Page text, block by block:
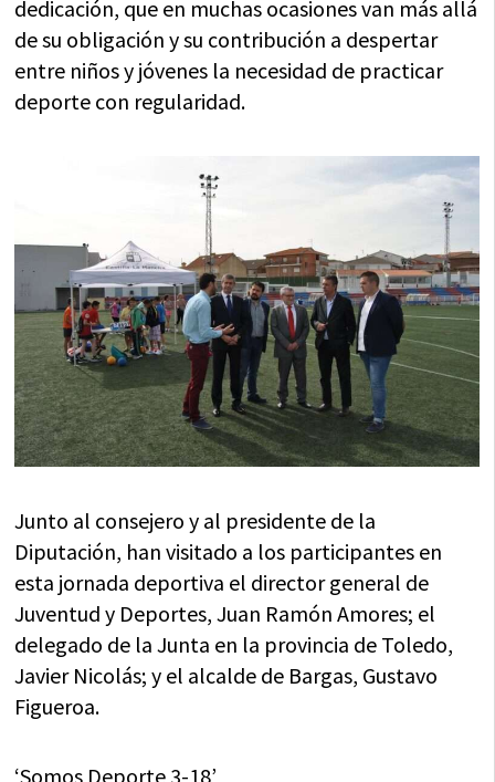
dedicación, que en muchas ocasiones van más allá
de su obligación y su contribución a despertar
entre niños y jóvenes la necesidad de practicar
deporte con regularidad.
Junto al consejero y al presidente de la
Diputación, han visitado a los participantes en
esta jornada deportiva el director general de
Juventud y Deportes, Juan Ramón Amores; el
delegado de la Junta en la provincia de Toledo,
Javier Nicolás; y el alcalde de Bargas, Gustavo
Figueroa.
‘Somos Deporte 3-18’